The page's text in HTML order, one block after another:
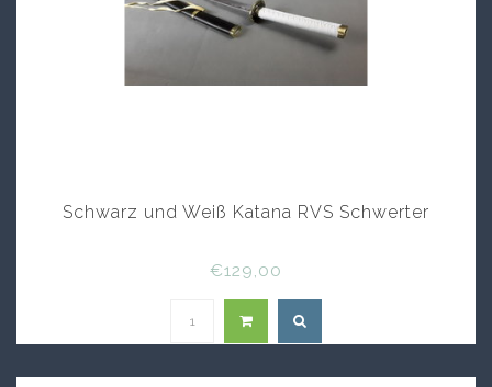
Schwarz und Weiß Katana RVS Schwerter
€129,00